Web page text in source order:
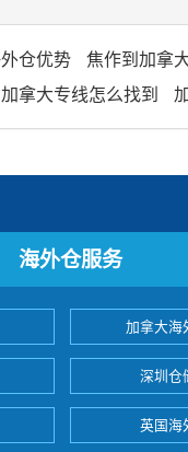
仓优势 焦作到加拿
加拿大专线怎么找到
海外仓服务
加拿大海
深圳仓
英国海